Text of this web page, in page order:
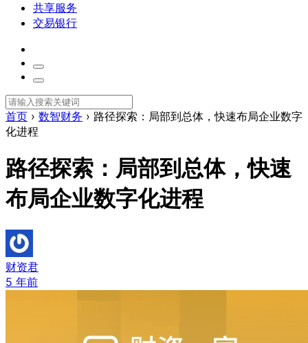
共享服务
交易银行
首页 › 数智财务 › 路径探索：局部到总体，快速布局企业数字
化进程
路径探索：局部到总体，快速
布局企业数字化进程
财资君
5 年前